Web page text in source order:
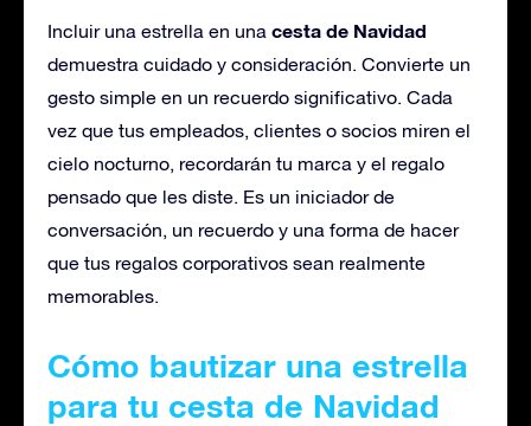
Incluir una estrella en una cesta de Navidad
demuestra cuidado y consideración. Convierte un
gesto simple en un recuerdo significativo. Cada
vez que tus empleados, clientes o socios miren el
cielo nocturno, recordarán tu marca y el regalo
pensado que les diste. Es un iniciador de
conversación, un recuerdo y una forma de hacer
que tus regalos corporativos sean realmente
memorables.
Cómo bautizar una estrella
para tu cesta de Navidad